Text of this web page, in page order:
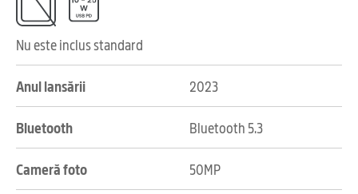
Nu este inclus standard
Anul lansării 2023
Bluetooth Bluetooth 5.3
Cameră foto 50MP